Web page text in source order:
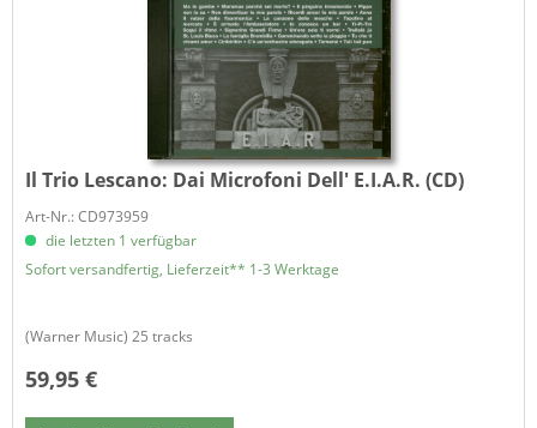
Il Trio Lescano: Dai Microfoni Dell' E.I.A.R. (CD)
Art-Nr.: CD973959
die letzten 1 verfügbar
Sofort versandfertig, Lieferzeit** 1-3 Werktage
(Warner Music) 25 tracks
59,95 €